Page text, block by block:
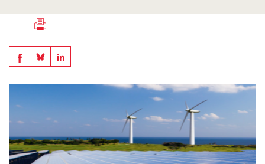
Télécharger
en
Share
on
Facebook
ShareShare